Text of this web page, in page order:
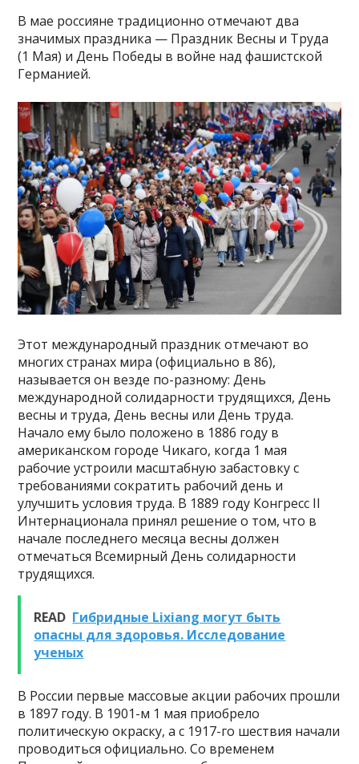
В мае россияне традиционно отмечают два
значимых праздника — Праздник Весны и Труда
(1 Мая) и День Победы в войне над фашистской
Германией.
Этот международный праздник отмечают во
многих странах мира (официально в 86),
называется он везде по-разному: День
международной солидарности трудящихся, День
весны и труда, День весны или День труда.
Начало ему было положено в 1886 году в
американском городе Чикаго, когда 1 мая
рабочие устроили масштабную забастовку с
требованиями сократить рабочий день и
улучшить условия труда. В 1889 году Конгресс II
Интернационала принял решение о том, что в
начале последнего месяца весны должен
отмечаться Всемирный День солидарности
трудящихся.
READ Гибридные Lixiang могут быть
опасны для здоровья. Исследование
ученых
В России первые массовые акции рабочих прошли
в 1897 году. В 1901-м 1 мая приобрело
политическую окраску, а с 1917-го шествия начали
проводиться официально. Со временем